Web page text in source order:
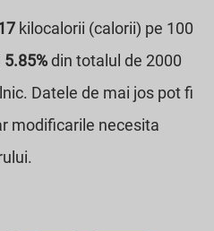
kilocalorii (calorii) pe 100
5.85%din totalul de 2000
Datele de mai jos pot fi
modificarile necesita